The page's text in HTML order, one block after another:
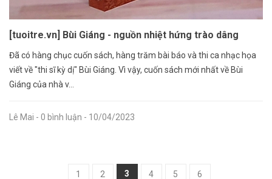
[tuoitre.vn] Bùi Giáng - nguồn nhiệt hứng trào dâng
Đã có hàng chục cuốn sách, hàng trăm bài báo và thi ca nhạc họa
viết về "thi sĩ kỳ dị" Bùi Giáng. Vì vậy, cuốn sách mới nhất về Bùi
Giáng của nhà v...
Lê Mai - 0 bình luận - 10/04/2023
1 2 3 4 5 6